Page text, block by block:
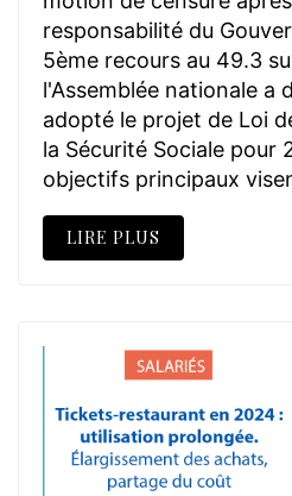
responsabilité du
5ème recours au 49.3
l'Assemblée nationale a
adopté le projet de Loi
la Sécurité Sociale pour
objectifs principaux
LIRE PLUS